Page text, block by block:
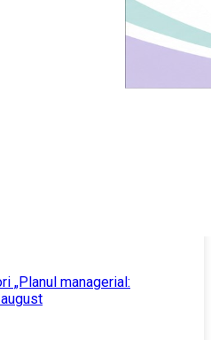
„Planul managerial: